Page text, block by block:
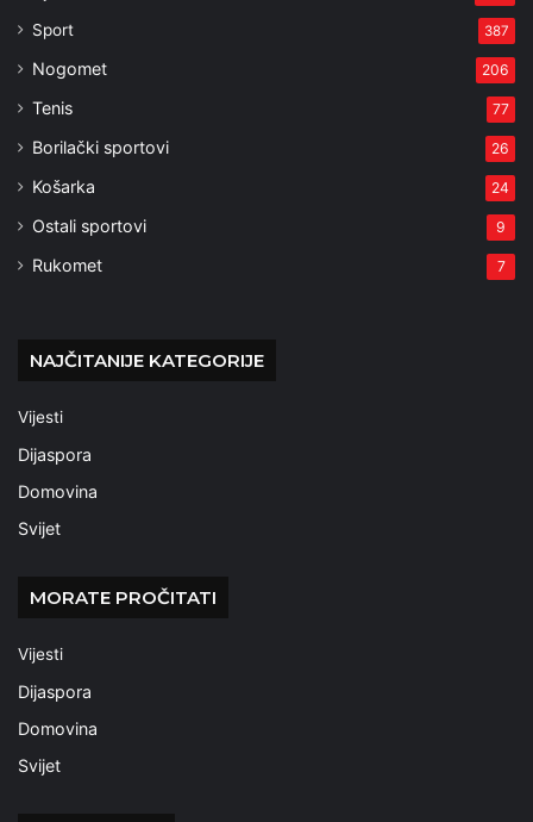
Sport 387
Nogomet 206
Tenis 77
Borilački sportovi 26
Košarka 24
Ostali sportovi 9
Rukomet 7
NAJČITANIJE KATEGORIJE
Vijesti
Dijaspora
Domovina
Svijet
MORATE PROČITATI
Vijesti
Dijaspora
Domovina
Svijet